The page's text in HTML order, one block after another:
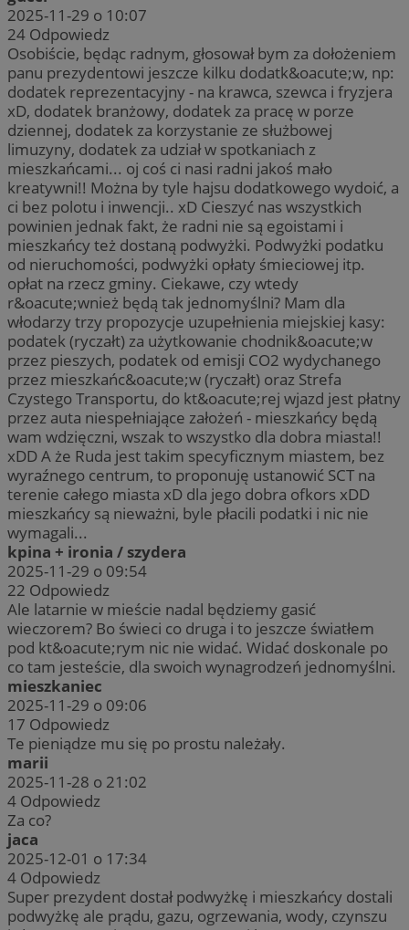
2025-11-29 o 10:07
24 Odpowiedz
Osobiście, będąc radnym, głosował bym za dołożeniem
panu prezydentowi jeszcze kilku dodatk&oacute;w, np:
dodatek reprezentacyjny - na krawca, szewca i fryzjera
xD, dodatek branżowy, dodatek za pracę w porze
dziennej, dodatek za korzystanie ze służbowej
limuzyny, dodatek za udział w spotkaniach z
mieszkańcami... oj coś ci nasi radni jakoś mało
kreatywni!! Można by tyle hajsu dodatkowego wydoić, a
ci bez polotu i inwencji.. xD Cieszyć nas wszystkich
powinien jednak fakt, że radni nie są egoistami i
mieszkańcy też dostaną podwyżki. Podwyżki podatku
od nieruchomości, podwyżki opłaty śmieciowej itp.
opłat na rzecz gminy. Ciekawe, czy wtedy
r&oacute;wnież będą tak jednomyślni? Mam dla
włodarzy trzy propozycje uzupełnienia miejskiej kasy:
podatek (ryczałt) za użytkowanie chodnik&oacute;w
przez pieszych, podatek od emisji CO2 wydychanego
przez mieszkańc&oacute;w (ryczałt) oraz Strefa
Czystego Transportu, do kt&oacute;rej wjazd jest płatny
przez auta niespełniające założeń - mieszkańcy będą
wam wdzięczni, wszak to wszystko dla dobra miasta!!
xDD A że Ruda jest takim specyficznym miastem, bez
wyraźnego centrum, to proponuję ustanowić SCT na
terenie całego miasta xD dla jego dobra ofkors xDD
mieszkańcy są nieważni, byle płacili podatki i nic nie
wymagali...
kpina + ironia / szydera
2025-11-29 o 09:54
22 Odpowiedz
Ale latarnie w mieście nadal będziemy gasić
wieczorem? Bo świeci co druga i to jeszcze światłem
pod kt&oacute;rym nic nie widać. Widać doskonale po
co tam jesteście, dla swoich wynagrodzeń jednomyślni.
mieszkaniec
2025-11-29 o 09:06
17 Odpowiedz
Te pieniądze mu się po prostu należały.
marii
2025-11-28 o 21:02
4 Odpowiedz
Za co?
jaca
2025-12-01 o 17:34
4 Odpowiedz
Super prezydent dostał podwyżkę i mieszkańcy dostali
podwyżkę ale prądu, gazu, ogrzewania, wody, czynszu